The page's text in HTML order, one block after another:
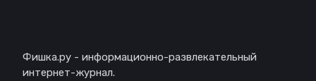
Фишка.ру - информационно-развлекательный
интернет-журнал.